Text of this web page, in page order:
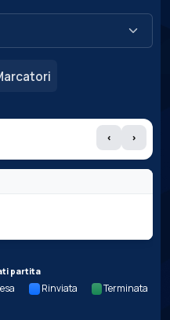
‹ ›
partita
Rinviata Terminata